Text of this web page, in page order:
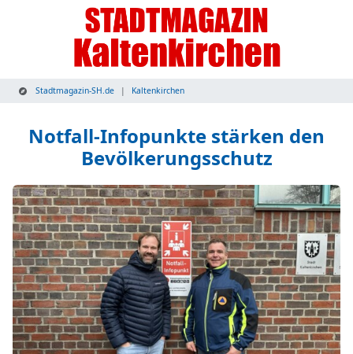
Stadtmagazin-SH.de Kaltenkirchen
Notfall-Infopunkte stärken den
Bevölkerungsschutz